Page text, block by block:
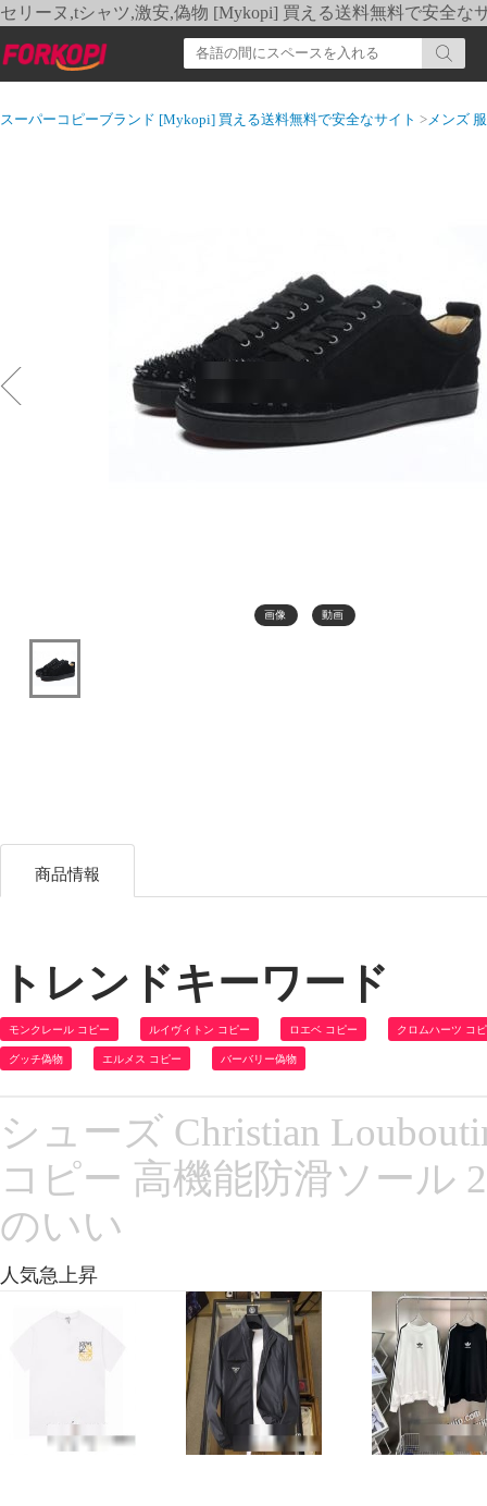
セリーヌ,tシャツ,激安,偽物 [Mykopi] 買える送料無料で安全な
スーパーコピーブランド [Mykopi] 買える送料無料で安全なサイト >メンズ 服
画像 動画
商品情報
トレンドキーワード
モンクレール コピー ルイヴィトン コピー ロエベ コピー クロムハーツ コ
グッチ偽物 エルメス コピー バーバリー偽物
シューズ Christian
コピー 高機能防滑ソール
のいい
人気急上昇